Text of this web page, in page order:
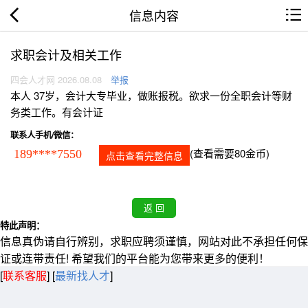
信息内容
求职会计及相关工作
四会人才网 2026.08.08 举报
本人 37岁，会计大专毕业，做账报税。欲求一份全职会计等财
务类工作。有会计证
联系人手机/微信：
189****7550 点击查看完整信息 (查看需要80金币)
特此声明：
信息真伪请自行辨别，求职应聘须谨慎，网站对此不承担任何保
证或连带责任! 希望我们的平台能为您带来更多的便利！
[联系客服] [最新找人才]